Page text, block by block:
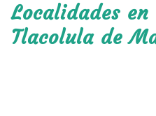
Localidades
Tlacolula de